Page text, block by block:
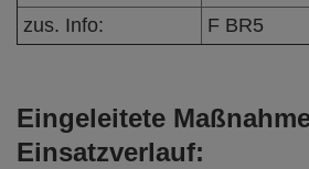
zus. Info:
F BR5
Eingeleitete
Einsatzverlauf: